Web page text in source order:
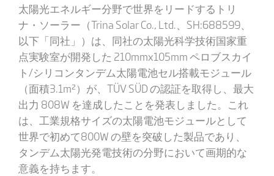
太陽光エネルギー分野で世界をリードするトリ
ナ・ソーラー（Trina Solar Co., Ltd.、SH:688599、
以下「同社」）は、同社の太陽光科学技術国家重
点実験室が開発した 210mmx105mm ペロブスカイ
ト/シリコンタンデム太陽電池セル搭載モジュール
（面積3.1m²）が、TÜV SÜD の認証を取得し、最大
出力 808W を達成したことを発表しました。これ
は、工業規格サイズの太陽電池モジュールとして
世界で初めて800W の壁を突破した製品であり、
タンデム太陽光発電技術の分野において画期的な
意義を持ちます。